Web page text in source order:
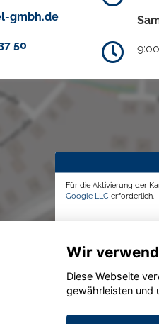
gmbh.de
50
Für die Aktivierung der
Google LLC erforderlich.
Wir
Diese Webseite
gewährleisten und